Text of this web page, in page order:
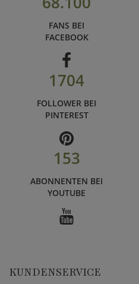
FANS BEI
FACEBOOK
1704
FOLLOWER BEI
PINTEREST
153
ABONNENTEN BEI
YOUTUBE
KUNDENSERVICE